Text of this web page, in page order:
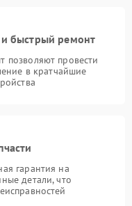
и быстрый ремонт
провести
в кратчайшие
гарантия на
детали, что